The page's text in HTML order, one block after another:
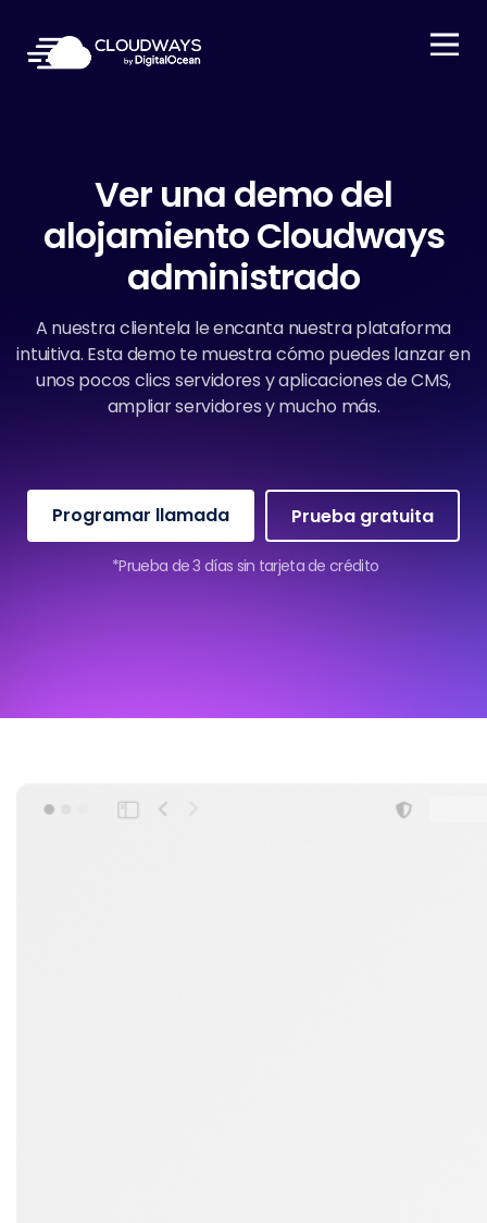
Open Nav
Ver una demo del
alojamiento Cloudways
administrado
A nuestra clientela le encanta nuestra plataforma
intuitiva. Esta demo te muestra cómo puedes lanzar en
unos pocos clics servidores y aplicaciones de CMS,
ampliar servidores y mucho más.
Programar llamada Prueba gratuita
*Prueba de 3 días sin tarjeta de crédito